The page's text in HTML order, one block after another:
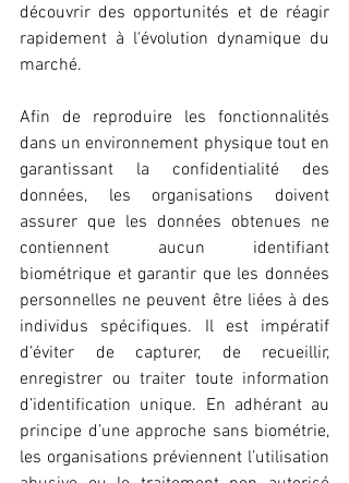
découvrir des opportunités et de réagir
rapidement à l'évolution dynamique du
marché.
Afin de reproduire les fonctionnalités
dans un environnement physique tout en
garantissant la confidentialité des
données, les organisations doivent
assurer que les données obtenues ne
contiennent aucun identifiant
biométrique et garantir que les données
personnelles ne peuvent être liées à des
individus spécifiques. Il est impératif
d’éviter de capturer, de recueillir,
enregistrer ou traiter toute information
d’identification unique. En adhérant au
principe d’une approche sans biométrie,
les organisations préviennent l’utilisation